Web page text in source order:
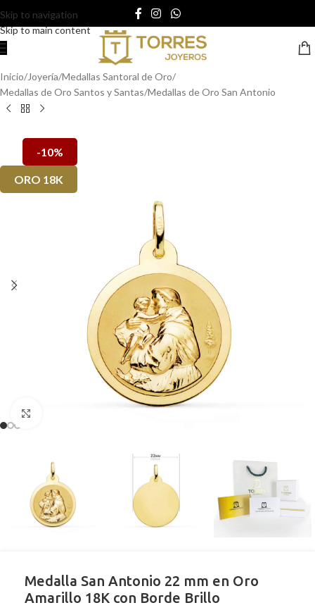
Skip to navigation
Skip to main content
Inicio/Joyería/Medallas Santoral de Oro/
Medallas de Oro Santos y Santas/Medallas de Oro San Antonio
-10%
ORO 18K
Medalla San Antonio 22 mm en Oro
Amarillo 18K con Borde Brillo